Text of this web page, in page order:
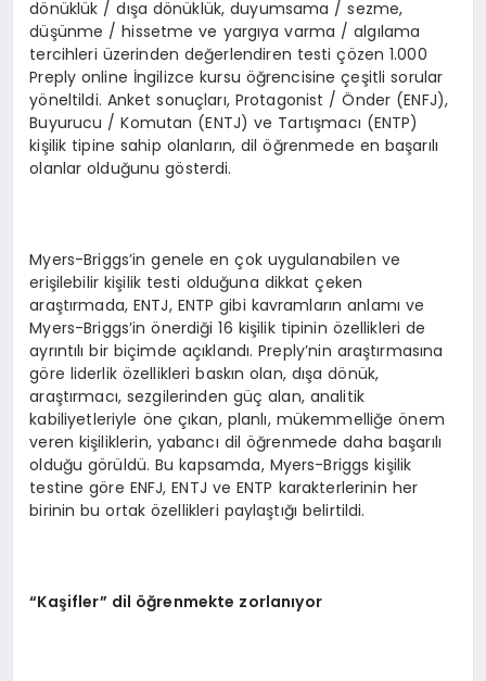
dönüklük / dışa dönüklük, duyumsama / sezme,
düşünme / hissetme ve yargıya varma / algılama
tercihleri üzerinden değerlendiren testi çözen 1.000
Preply online İngilizce kursu öğrencisine çeşitli sorular
yöneltildi. Anket sonuçları, Protagonist / Önder (ENFJ),
Buyurucu / Komutan (ENTJ) ve Tartışmacı (ENTP)
kişilik tipine sahip olanların, dil öğrenmede en başarılı
olanlar olduğunu gösterdi.
Myers-Briggs’in genele en çok uygulanabilen ve
erişilebilir kişilik testi olduğuna dikkat çeken
araştırmada, ENTJ, ENTP gibi kavramların anlamı ve
Myers-Briggs’in önerdiği 16 kişilik tipinin özellikleri de
ayrıntılı bir biçimde açıklandı. Preply’nin araştırmasına
göre liderlik özellikleri baskın olan, dışa dönük,
araştırmacı, sezgilerinden güç alan, analitik
kabiliyetleriyle öne çıkan, planlı, mükemmelliğe önem
veren kişiliklerin, yabancı dil öğrenmede daha başarılı
olduğu görüldü. Bu kapsamda, Myers-Briggs kişilik
testine göre ENFJ, ENTJ ve ENTP karakterlerinin her
birinin bu ortak özellikleri paylaştığı belirtildi.
“Kaşifler” dil öğrenmekte zorlanıyor